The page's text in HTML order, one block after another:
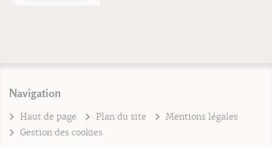
Navigation
Haut de page Plan du site
Mentions légales
Gestion des cookies